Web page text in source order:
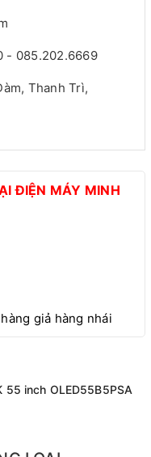
- 085.202.6669
Thanh Trì,
ĐIỆN MÁY MINH
giả hàng nhái
55 inch OLED55B5PSA